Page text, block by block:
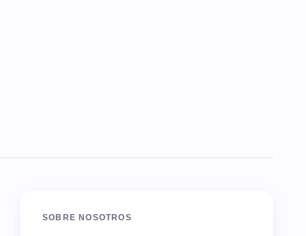
SOBRE NOSOTROS